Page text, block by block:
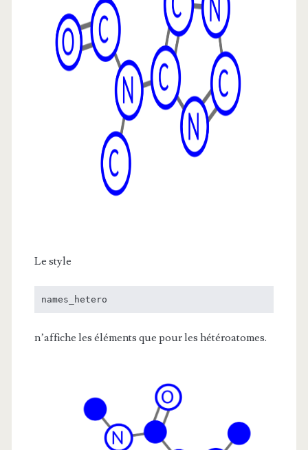
Le style
names_hetero
n’affiche les éléments que pour les hétéroatomes.